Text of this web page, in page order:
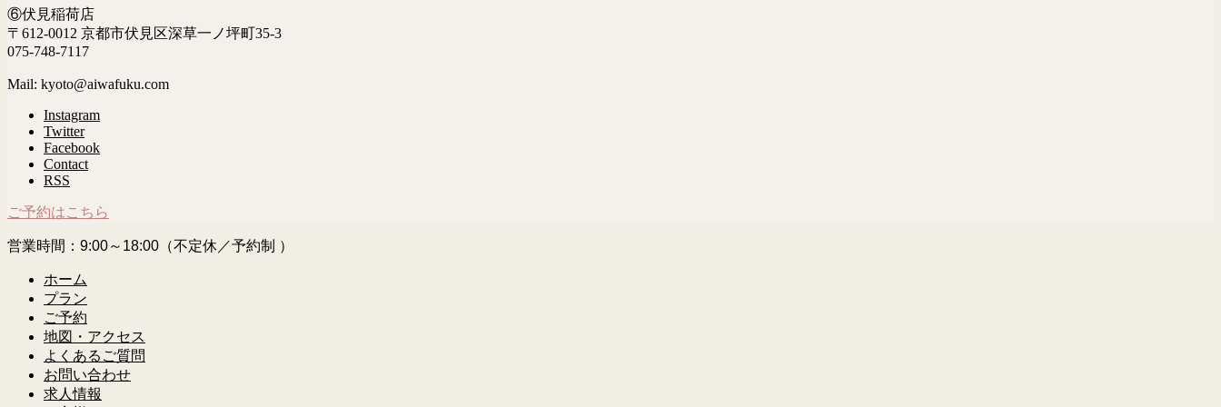
⑥伏見稲荷店
〒612-0012 京都市伏見区深草一ノ坪町35-3
075-748-7117
Mail: kyoto@aiwafuku.com
Instagram
Twitter
Facebook
Contact
RSS
ご予約はこちら
営業時間：9:00～18:00（不定休／予約制 ）
ホーム
プラン
ご予約
地図・アクセス
よくあるご質問
お問い合わせ
求人情報